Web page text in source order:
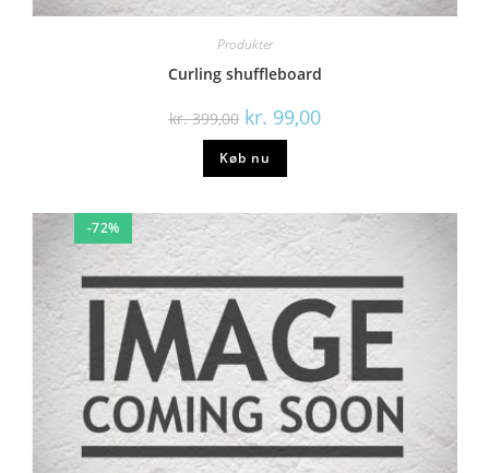
Produkter
Curling shuffleboard
kr.399,00 kr. 99,00
Køb nu
-72%